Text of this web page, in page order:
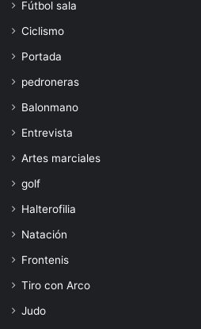
Fútbol sala
Ciclismo
Portada
pedroneras
Balonmano
Entrevista
Artes marciales
golf
Halterofilia
Natación
Frontenis
Tiro con Arco
Judo